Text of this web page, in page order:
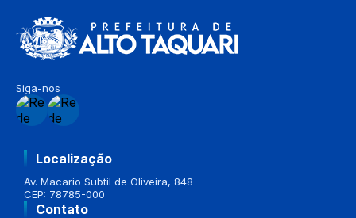
Siga-nos
Localização
Av. Macario Subtil de Oliveira, 848
CEP: 78785-000
Contato